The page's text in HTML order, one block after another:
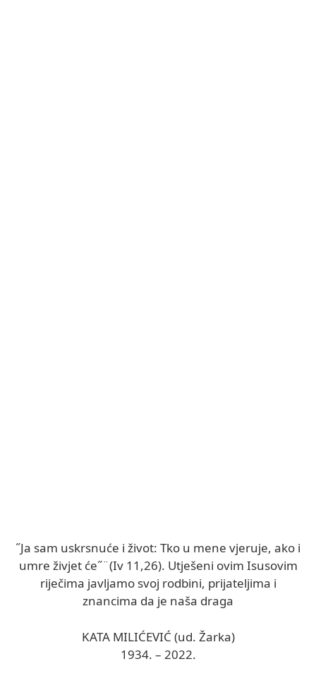
˝Ja sam uskrsnuće i život: Tko u mene vjeruje, ako i
umre živjet će˝¨(Iv 11,26). Utješeni ovim Isusovim
riječima javljamo svoj rodbini, prijateljima i
znancima da je naša draga
KATA MILIĆEVIĆ (ud. Žarka)
1934. – 2022.